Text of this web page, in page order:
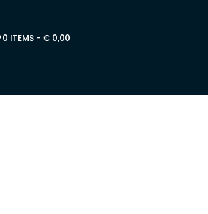
0 ITEMS € 0,00